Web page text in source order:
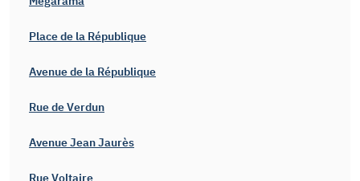
Place de la République
Avenue de la République
Rue de Verdun
Avenue Jean Jaurès
Rue Voltaire